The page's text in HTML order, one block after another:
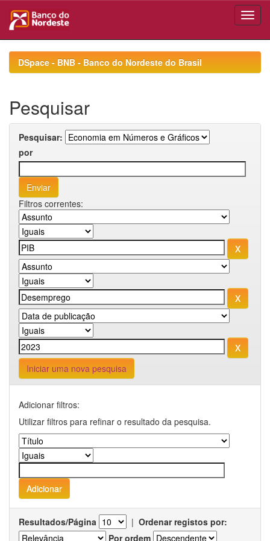
navigationDSpace - BNB - Banco do Nordeste do Brasil
Pesquisar
Pesquisar:
por
Filtros correntes:
Iniciar uma nova pesquisa
Adicionar filtros:
Utilizar filtros para refinar o resultado da pesquisa.
Resultados/Página | Ordenar registos por:
Por ordem